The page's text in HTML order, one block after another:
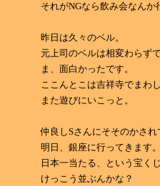
それがNGなら飲み会なん
昨日は久々のベル。
元上司のベルは相変わらず
ま、面白かったです。
ここんとこは吉祥寺でまわ
また遊びにいこっと。
仲良しSさんにそそのかさ
明日、銀座に行ってきます
日本一当たる、という宝く
けっこう並ぶんかな？